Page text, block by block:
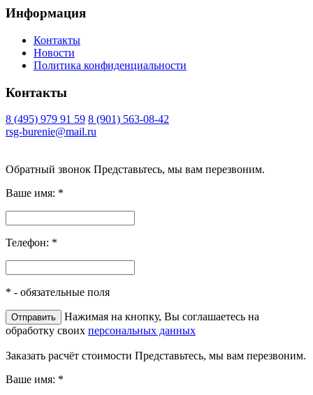
Информация
Контакты
Новости
Политика конфиденциальности
Контакты
8 (495) 979 91 59 8 (901) 563-08-42
rsg-burenie@mail.ru
Обратный звонок Представьтесь, мы вам перезвоним.
Ваше имя: *
Телефон: *
* - обязательные поля
Нажимая на кнопку, Вы соглашаетесь на
обработку своих персональных данных
Заказать расчёт стоимости Представьтесь, мы вам перезвоним.
Ваше имя: *